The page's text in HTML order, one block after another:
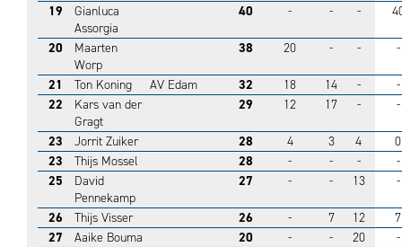
19
Gianluca
Assorgia
40 - - -
20
Maarten
Worp
38 20 - - -
21 Ton Koning AV Edam 32 18 14 -
-
22
Kars van der
Gragt
29 12 17 - -
23 Jorrit Zuiker 28 4 3 4
0
23
Thijs Mossel 28 - - -
-
25
David
Pennekamp
27 - - 13 -
26 Thijs Visser 26 - 7 12
7
27
Aaike Bouma 20 - - 20
-